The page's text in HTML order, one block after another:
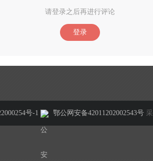
请登录之后再进行评论
登录
号-1 鄂公网安备42011202002543号